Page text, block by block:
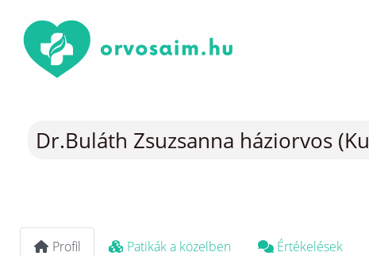
Dr.Buláth Zsuzsanna háziorvos
Profil Patikák a közelben Értékelések